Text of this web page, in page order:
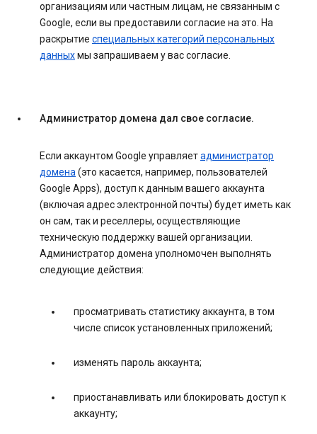
организациям или частным лицам, не связанным с
Google, если вы предоставили согласие на это. На
раскрытие специальных категорий персональных
данныхмы запрашиваем у вас согласие.
Администратор домена дал свое согласие.
Если аккаунтом Google управляетадминистратор
домена(это касается, например, пользователей
Google Apps), доступ к данным вашего аккаунта
(включая адрес электронной почты) будет иметь как
он сам, так и реселлеры, осуществляющие
техническую поддержку вашей организации.
Администратор домена уполномочен выполнять
следующие действия:
просматривать статистику аккаунта, в том
числе список установленных приложений;
изменять пароль аккаунта;
приостанавливать или блокировать доступ к
аккаунту;